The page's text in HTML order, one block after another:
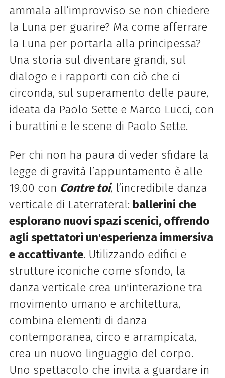
ammala all’improvviso se non chiedere
la Luna per guarire? Ma come afferrare
la Luna per portarla alla principessa?
Una storia sul diventare grandi, sul
dialogo e i rapporti con ciò che ci
circonda, sul superamento delle paure,
ideata da Paolo Sette e Marco Lucci, con
i burattini e le scene di Paolo Sette.
Per chi non ha paura di veder sfidare la
legge di gravità l’appuntamento è alle
19.00 con Contre toi, l’incredibile danza
verticale di Laterrateral: ballerini che
esplorano nuovi spazi scenici, offrendo
agli spettatori un'esperienza immersiva
e accattivante. Utilizzando edifici e
strutture iconiche come sfondo, la
danza verticale crea un'interazione tra
movimento umano e architettura,
combina elementi di danza
contemporanea, circo e arrampicata,
crea un nuovo linguaggio del corpo.
Uno spettacolo che invita a guardare in